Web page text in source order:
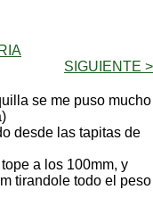
SIGUIENTE >
se me puso mucho
desde las tapitas de
a los 100mm, y
tirandole todo el peso